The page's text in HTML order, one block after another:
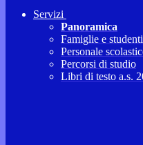
Servizi
Panoramica
Famiglie e studenti
Personale
Percorsi di studio
Libri di testo a.s.